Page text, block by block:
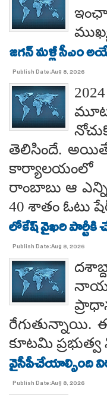
జగన్ మళ్లీ సీఎం
Publish Date:Aug 8, 2026
తెలిసిందే.
రాంబాబు ఆ
40 శాతం ఓటు
లోకేష్ వైఖరి పార్టీకి
Publish Date:Aug 8, 2026
కూటమి
వైసీపీచేయాల్సింది
Publish Date:Aug 8, 2026